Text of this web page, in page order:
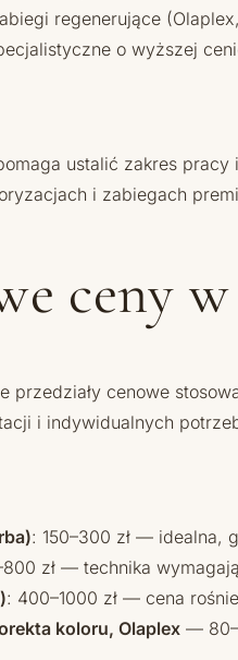
regenerujące
o wyższej
ustalić zakres
i zabiegach
ceny
przedziały cenowe
i indywidualnych
: 150–300 zł — idealna,
zł — technika
: 400–1000 zł — cena
koloru, Olaplex —